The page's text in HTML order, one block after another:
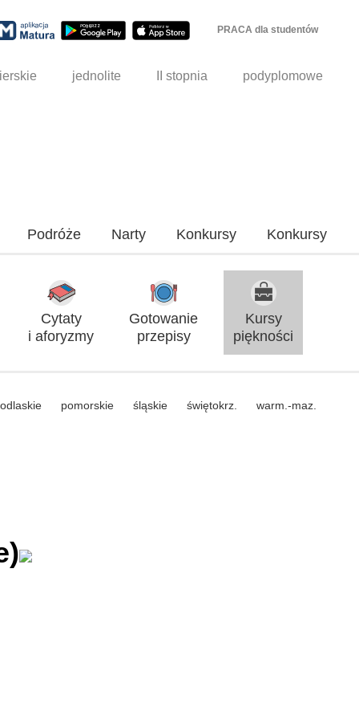
PRACA dla studentów
jednolite II stopnia podyplomowe
Podróże Narty Konkursy Konkursy
Cytaty
i aforyzmy
Gotowanie
przepisy
Kursy
piękności
pomorskie śląskie świętokrz. warm.-maz.